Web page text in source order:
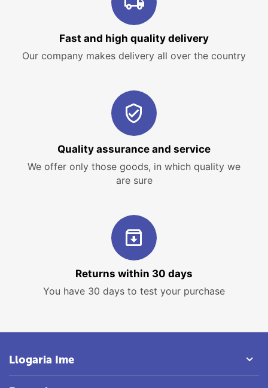
Fast and high quality delivery
Our company makes delivery all over the country
Quality assurance and service
We offer only those goods, in which quality we
are sure
Returns within 30 days
You have 30 days to test your purchase
Llogaria Ime